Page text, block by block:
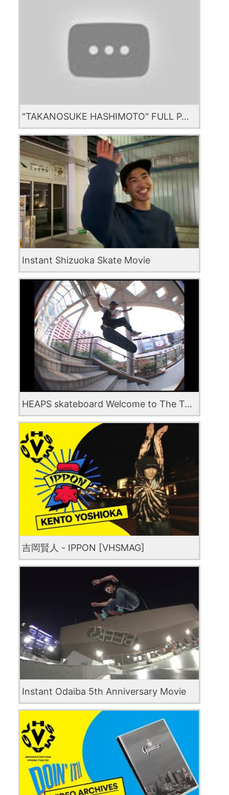
"TAKANOSUKE HASHIMOTO" FULL PART
Instant Shizuoka Skate Movie
HEAPS skateboard Welcome to The Team Raito Nema (Team japan)
吉岡賢人 - IPPON [VHSMAG]
Instant Odaiba 5th Anniversary Movie